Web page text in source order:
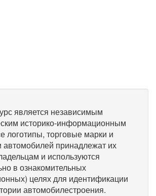
является независимым
историко-информационным
логотипы, торговые марки и
принадлежат их
и используются
в ознакомительных
целях для идентификации
автомобилестроения.